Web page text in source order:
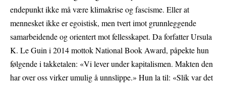
endepunkt ikke må være klimakrise og fascisme. Eller at
mennesket ikke er egoistisk, men tvert imot grunnleggende
samarbeidende og orientert mot fellesskapet. Da forfatter Ursula
K. Le Guin i 2014 mottok National Book Award, påpekte hun
følgende i takketalen: «Vi lever under kapitalismen. Makten den
har over oss virker umulig å unnslippe.» Hun la til: «Slik var det